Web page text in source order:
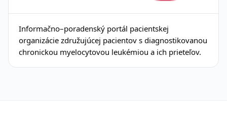
Informačno–poradenský portál pacientskej
organizácie združujúcej pacientov s diagnostikovanou
chronickou myelocytovou leukémiou a ich prieteľov.